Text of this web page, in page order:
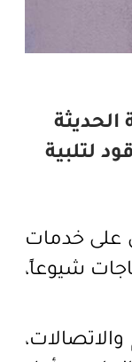
لتلبية
على خدمات
شيوعاً،